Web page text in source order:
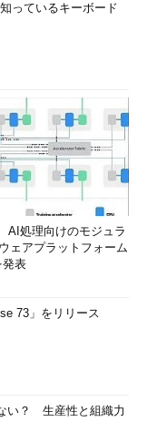
っているキーボード
AI処理向けのモジュラ
ェアプラットフォーム
発表
73」をリリース
い？ 生産性と組織力